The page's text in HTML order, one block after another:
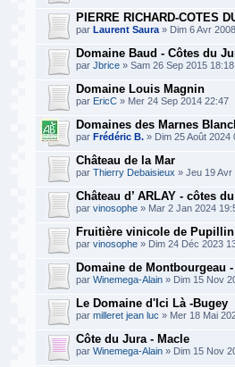
PIERRE RICHARD-COTES
par Laurent Saura » Dim 6 Avr
Domaine Baud - Côtes du
par Jbrice » Sam 26 Sep 2015 18:18
Domaine Louis Magnin
par EricC » Mer 24 Sep 2014 22:47
Domaines des Marnes
par Frédéric B. » Dim 25 Août 2024
Château de la Mar
par Thierry Debaisieux » Jeu 19 Avr
Château d’ ARLAY - côtes
par vinosophe » Mar 2 Jan 2024
Fruitière vinicole de Pupillin
par vinosophe » Dim 24 Déc 2023
Domaine de Montbourgeau
par Winemega-Alain » Dim 15 Nov
Le Domaine d'Ici Là -Bugey
par milleret jean luc » Mer 18 Mai
Côte du Jura - Macle
par Winemega-Alain » Dim 15 Nov